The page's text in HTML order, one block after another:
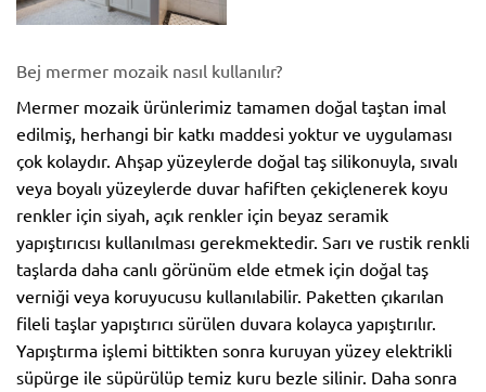
Bej mermer mozaik nasıl kullanılır?
Mermer mozaik ürünlerimiz tamamen doğal taştan imal
edilmiş, herhangi bir katkı maddesi yoktur ve uygulaması
çok kolaydır. Ahşap yüzeylerde doğal taş silikonuyla, sıvalı
veya boyalı yüzeylerde duvar hafiften çekiçlenerek koyu
renkler için siyah, açık renkler için beyaz seramik
yapıştırıcısı kullanılması gerekmektedir. Sarı ve rustik renkli
taşlarda daha canlı görünüm elde etmek için doğal taş
verniği veya koruyucusu kullanılabilir. Paketten çıkarılan
fileli taşlar yapıştırıcı sürülen duvara kolayca yapıştırılır.
Yapıştırma işlemi bittikten sonra kuruyan yüzey elektrikli
süpürge ile süpürülüp temiz kuru bezle silinir. Daha sonra